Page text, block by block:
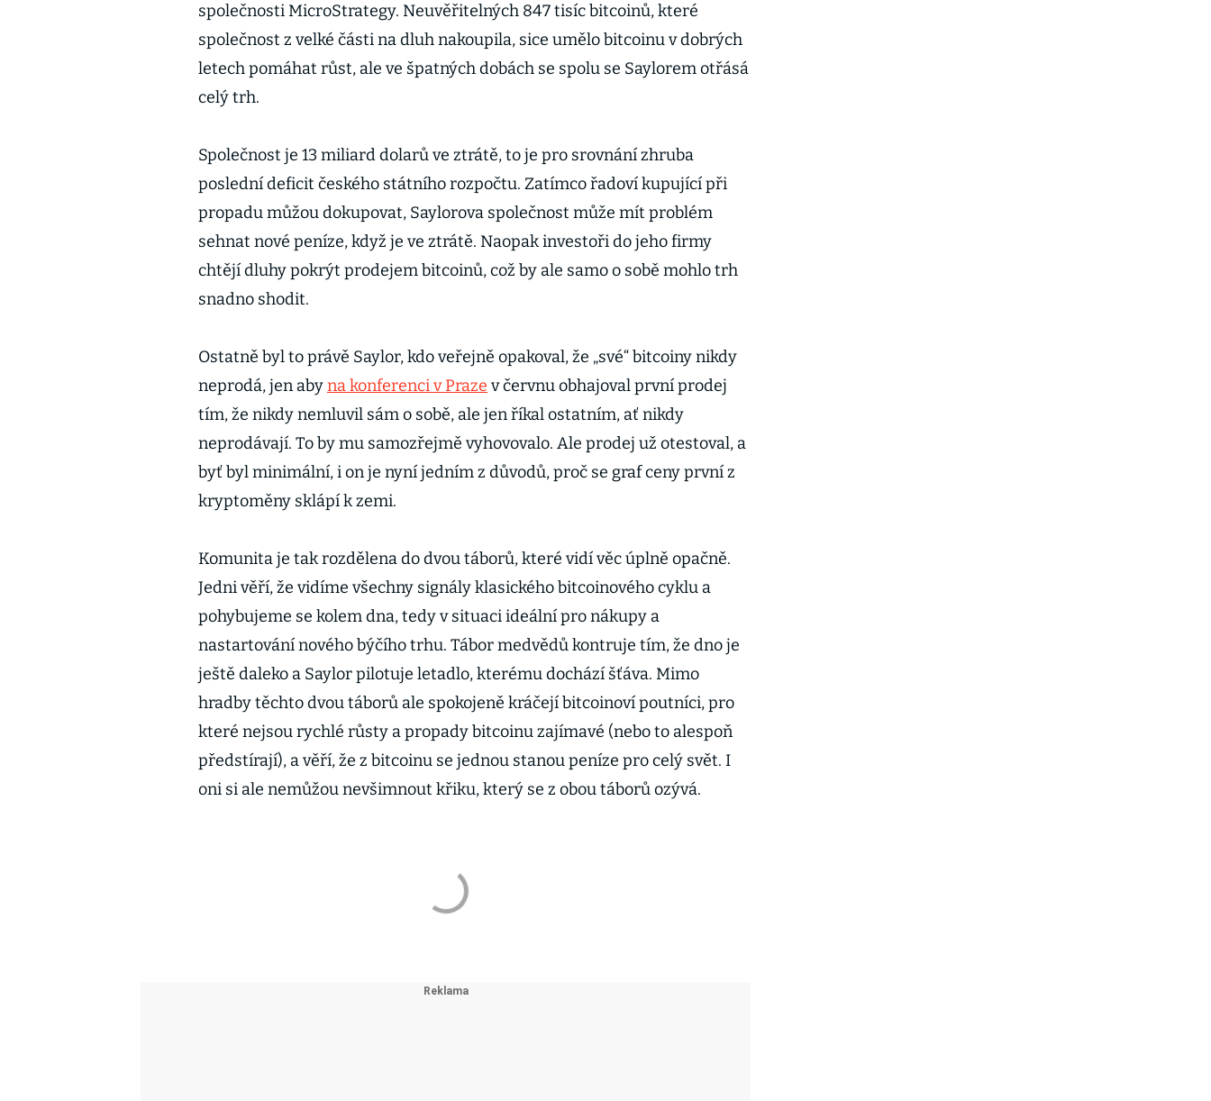
společnosti MicroStrategy. Neuvěřitelných 847 tisíc bitcoinů, které
společnost z velké části na dluh nakoupila, sice umělo bitcoinu v dobrých
letech pomáhat růst, ale ve špatných dobách se spolu se Saylorem otřásá
celý trh.
Společnost je 13 miliard dolarů ve ztrátě, to je pro srovnání zhruba
poslední deficit českého státního rozpočtu. Zatímco řadoví kupující při
propadu můžou dokupovat, Saylorova společnost může mít problém
sehnat nové peníze, když je ve ztrátě. Naopak investoři do jeho firmy
chtějí dluhy pokrýt prodejem bitcoinů, což by ale samo o sobě mohlo trh
snadno shodit.
Ostatně byl to právě Saylor, kdo veřejně opakoval, že „své“ bitcoiny nikdy
neprodá, jen abyna konferenci v Praze v červnu obhajoval první prodej
tím, že nikdy nemluvil sám o sobě, ale jen říkal ostatním, ať nikdy
neprodávají. To by mu samozřejmě vyhovovalo. Ale prodej už otestoval, a
byť byl minimální, i on je nyní jedním z důvodů, proč se graf ceny první z
kryptoměny sklápí k zemi.
Komunita je tak rozdělena do dvou táborů, které vidí věc úplně opačně.
Jedni věří, že vidíme všechny signály klasického bitcoinového cyklu a
pohybujeme se kolem dna, tedy v situaci ideální pro nákupy a
nastartování nového býčího trhu. Tábor medvědů kontruje tím, že dno je
ještě daleko a Saylor pilotuje letadlo, kterému dochází šťáva. Mimo
hradby těchto dvou táborů ale spokojeně kráčejí bitcoinoví poutníci, pro
které nejsou rychlé růsty a propady bitcoinu zajímavé (nebo to alespoň
předstírají), a věří, že z bitcoinu se jednou stanou peníze pro celý svět. I
oni si ale nemůžou nevšimnout křiku, který se z obou táborů ozývá.